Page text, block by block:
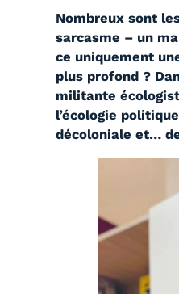
Nombreux sont
sarcasme – un
ce uniquement
plus profond ?
militante
l’écologie
décoloniale et…